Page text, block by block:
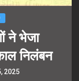
ने भेजा
निलंबन
2025